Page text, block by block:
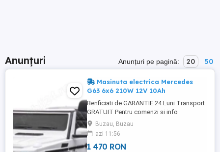
Anunțuri Anunțuri pe pagină: 20 50
Masinuta electrica Mercedes
G63 6x6 210W 12V 10Ah
Benficiati de GARANTIE 24 Luni Transport
GRATUIT Pentru comenzi si info
contactati-ne Masinuta electrica
Mercedes G63 6x6 210W 12V 10Ah Roti
moi din cauciuc EVA, silentioase si
confortabile Scaunta tapitat cu piele
Buzau, Buzau
azi 11:56
1 470 RON